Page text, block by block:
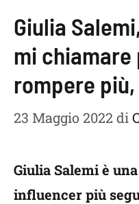
Giulia
mi chiamare
rompere
23 Maggio 2022di
Giulia Salemi è
influencer più